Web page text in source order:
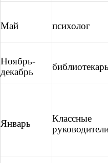
Май психолог
Ноябрь-
декабрь
Январь
Классные